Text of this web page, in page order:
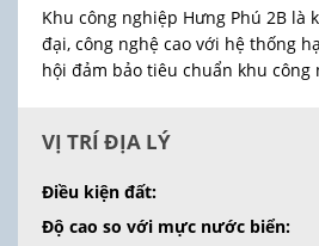
Khu công nghiệp Hưng Phú 2B là
đại, công nghệ cao với hệ thống
hội đảm bảo tiêu chuẩn khu công
VỊ TRÍ ĐỊA LÝ
Điều kiện đất:
Độ cao so với mực nước biển: